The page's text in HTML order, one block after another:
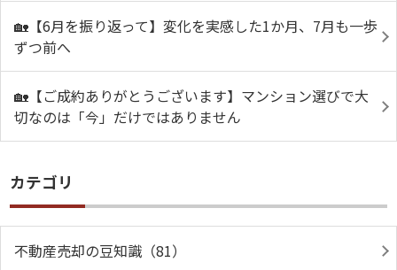
🏡【6月を振り返って】変化を実感した1か月、7月も一歩
ずつ前へ
🏡【ご成約ありがとうございます】マンション選びで大
切なのは「今」だけではありません
カテゴリ
不動産売却の豆知識（81）